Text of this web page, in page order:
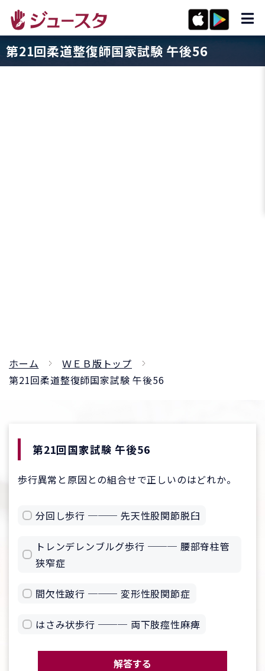
第21回柔道整復師国家試験 午後56
ホーム
ＷＥＢ版トップ
第21回柔道整復師国家試験 午後56
第21回国家試験 午後56
歩行異常と原因との組合せで正しいのはどれか。
分回し歩行 ─── 先天性股関節脱臼
トレンデレンブルグ歩行 ─── 腰部脊柱管
狭窄症
間欠性跛行 ─── 変形性股関節症
はさみ状歩行 ─── 両下肢痙性麻痺
解答する